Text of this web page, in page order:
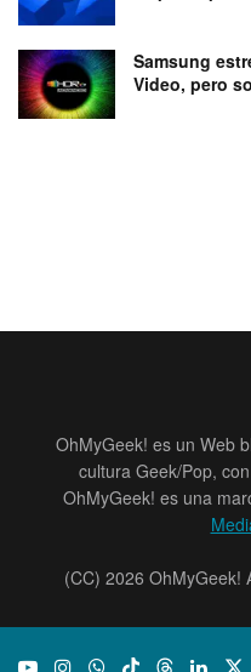
Samsung
Video, pero
OhMyGeek! es un Web
cultura Geek/Pop,
OhMyGeek! es una
(CC) 2026 OhMyGeek!